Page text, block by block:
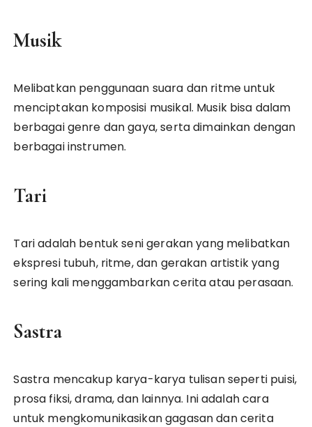
Musik
Melibatkan penggunaan suara dan ritme untuk
menciptakan komposisi musikal. Musik bisa dalam
berbagai genre dan gaya, serta dimainkan dengan
berbagai instrumen.
Tari
Tari adalah bentuk seni gerakan yang melibatkan
ekspresi tubuh, ritme, dan gerakan artistik yang
sering kali menggambarkan cerita atau perasaan.
Sastra
Sastra mencakup karya-karya tulisan seperti puisi,
prosa fiksi, drama, dan lainnya. Ini adalah cara
untuk mengkomunikasikan gagasan dan cerita